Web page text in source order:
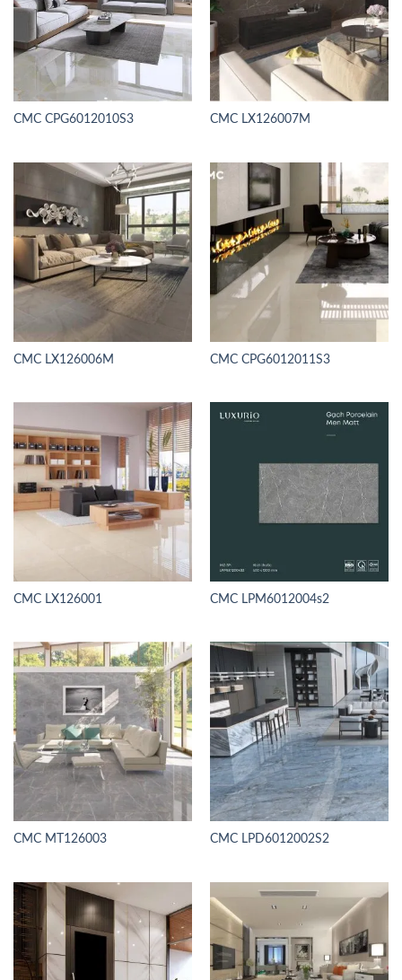
CMC CPG6012010S3 CMC LX126007M
CMC LX126006M CMC CPG6012011S3
CMC LX126001 CMC LPM6012004s2
CMC MT126003 CMC LPD6012002S2